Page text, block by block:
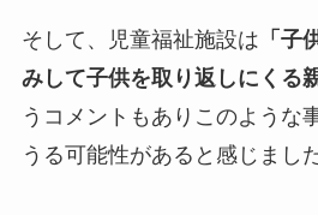
そして、児童福祉施設は 「子
みして子供を取り返しにくる
うコメントもありこのような
うる可能性があると感じました